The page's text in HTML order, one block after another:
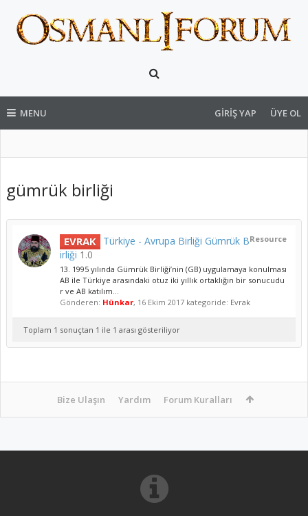
MENU GIRIŞ YAP ÜYE OL
gümrük birliği
Resource
EVRAK Türkiye - Avrupa Birliği Gümrük B
irliği 1.0
13. 1995 yılında Gümrük Birliği’nin (GB) uygulamaya konulması
AB ile Türkiye arasındaki otuz iki yıllık ortaklığın bir sonucudu
r ve AB katılım...
Gönderen: Hünkar, 16 Ekim 2017 kategoride: Evrak
Toplam 1 sonuçtan 1 ile 1 arası gösteriliyor
Bize Ulaşın Yardım Forum Kuralları